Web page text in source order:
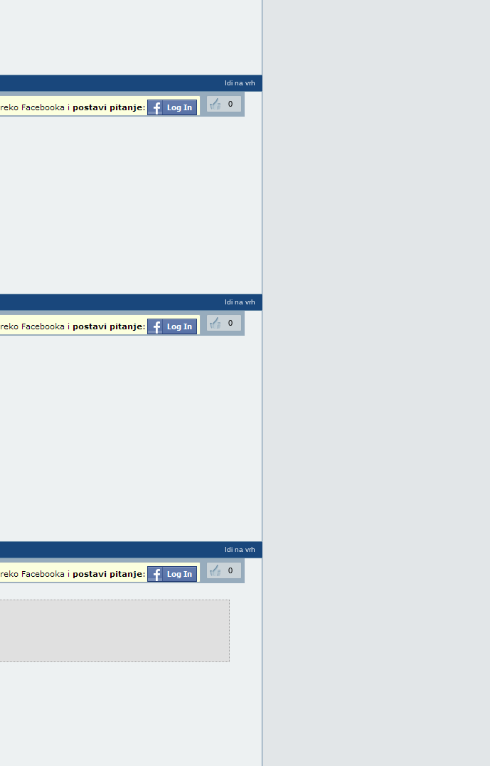
Idi na vrh
0
Idi na vrh
0
Idi na vrh
0